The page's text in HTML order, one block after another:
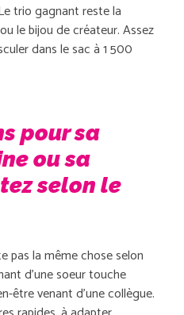
trio gagnant reste la
le bijou de créateur. Assez
dans le sac à 1 500
pour sa
ou sa
selon le
pas la même chose selon
d’une soeur touche
être venant d’une collègue.